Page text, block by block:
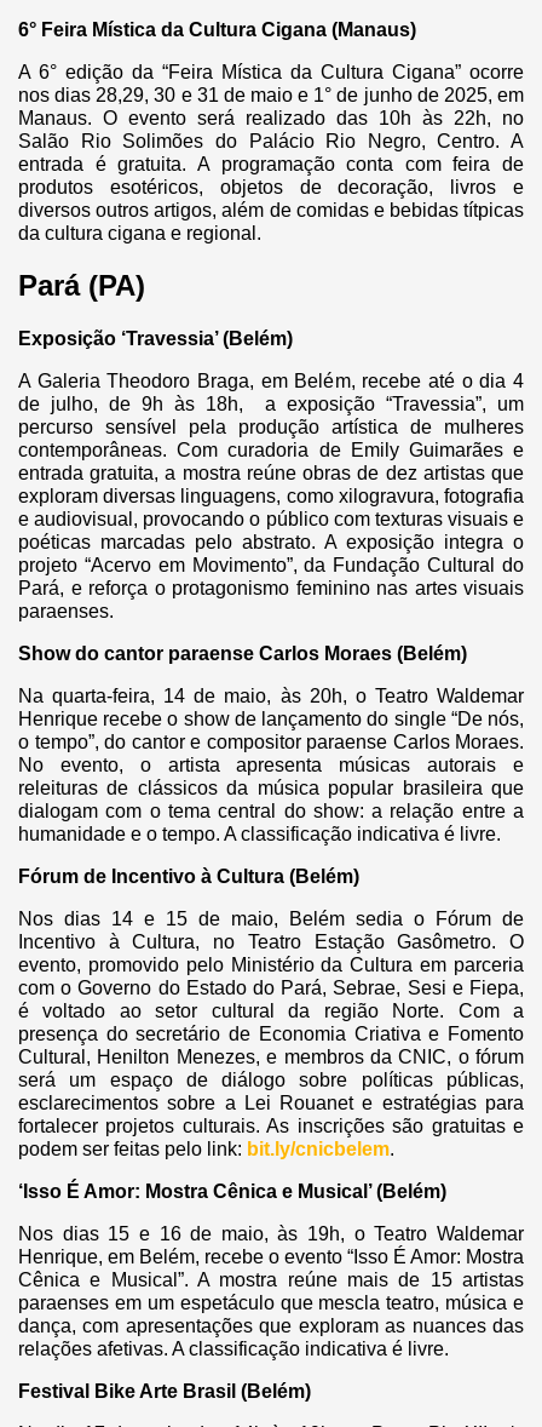
6° Feira Mística da Cultura Cigana (Manaus)
A 6° edição da “Feira Mística da Cultura Cigana” ocorre
nos dias 28,29, 30 e 31 de maio e 1° de junho de 2025, em
Manaus. O evento será realizado das 10h às 22h, no
Salão Rio Solimões do Palácio Rio Negro, Centro. A
entrada é gratuita. A programação conta com feira de
produtos esotéricos, objetos de decoração, livros e
diversos outros artigos, além de comidas e bebidas títpicas
da cultura cigana e regional.
Pará (PA)
Exposição ‘Travessia’ (Belém)
A Galeria Theodoro Braga, em Belém, recebe até o dia 4
de julho, de 9h às 18h, a exposição “Travessia”, um
percurso sensível pela produção artística de mulheres
contemporâneas. Com curadoria de Emily Guimarães e
entrada gratuita, a mostra reúne obras de dez artistas que
exploram diversas linguagens, como xilogravura, fotografia
e audiovisual, provocando o público com texturas visuais e
poéticas marcadas pelo abstrato. A exposição integra o
projeto “Acervo em Movimento”, da Fundação Cultural do
Pará, e reforça o protagonismo feminino nas artes visuais
paraenses.
Show do cantor paraense Carlos Moraes (Belém)
Na quarta-feira, 14 de maio, às 20h, o Teatro Waldemar
Henrique recebe o show de lançamento do single “De nós,
o tempo”, do cantor e compositor paraense Carlos Moraes.
No evento, o artista apresenta músicas autorais e
releituras de clássicos da música popular brasileira que
dialogam com o tema central do show: a relação entre a
humanidade e o tempo. A classificação indicativa é livre.
Fórum de Incentivo à Cultura (Belém)
Nos dias 14 e 15 de maio, Belém sedia o Fórum de
Incentivo à Cultura, no Teatro Estação Gasômetro. O
evento, promovido pelo Ministério da Cultura em parceria
com o Governo do Estado do Pará, Sebrae, Sesi e Fiepa,
é voltado ao setor cultural da região Norte. Com a
presença do secretário de Economia Criativa e Fomento
Cultural, Henilton Menezes, e membros da CNIC, o fórum
será um espaço de diálogo sobre políticas públicas,
esclarecimentos sobre a Lei Rouanet e estratégias para
fortalecer projetos culturais. As inscrições são gratuitas e
podem ser feitas pelo link: bit.ly/cnicbelem.
‘Isso É Amor: Mostra Cênica e Musical’ (Belém)
Nos dias 15 e 16 de maio, às 19h, o Teatro Waldemar
Henrique, em Belém, recebe o evento “Isso É Amor: Mostra
Cênica e Musical”. A mostra reúne mais de 15 artistas
paraenses em um espetáculo que mescla teatro, música e
dança, com apresentações que exploram as nuances das
relações afetivas. A classificação indicativa é livre.
Festival Bike Arte Brasil (Belém)